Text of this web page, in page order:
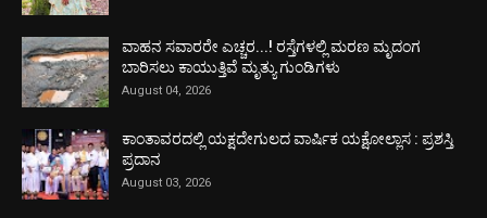
ವಾಹನ ಸವಾರರೇ ಎಚ್ಚರ...! ರಸ್ತೆಗಳಲ್ಲಿ ಮರಣ ಮೃದಂಗ
ಬಾರಿಸಲು ಕಾಯುತ್ತಿವೆ ಮೃತ್ಯು ಗುಂಡಿಗಳು
August 04, 2026
ಕಾಂತಾವರದಲ್ಲಿ ಯಕ್ಷದೇಗುಲದ ವಾರ್ಷಿಕ ಯಕ್ಷೋಲ್ಲಾಸ : ಪ್ರಶಸ್ತಿ
ಪ್ರದಾನ
August 03, 2026